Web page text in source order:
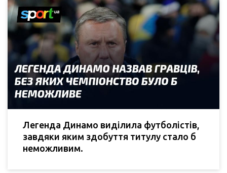
Легенда Динамо виділила футболістів,
завдяки яким здобуття титулу стало б
неможливим.